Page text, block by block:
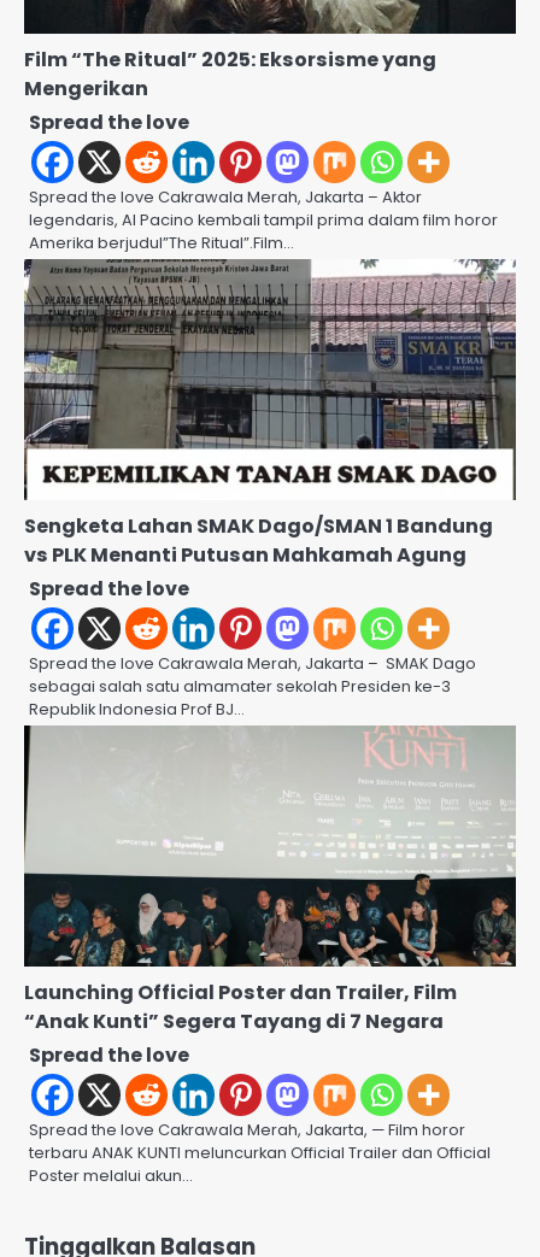
Film “The Ritual” 2025: Eksorsisme yang
Mengerikan
Spread the love
Spread the love Cakrawala Merah, Jakarta – Aktor
legendaris, Al Pacino kembali tampil prima dalam film horor
Amerika berjudul”The Ritual”.Film…
Sengketa Lahan SMAK Dago/SMAN 1 Bandung
vs PLK Menanti Putusan Mahkamah Agung
Spread the love
Spread the love Cakrawala Merah, Jakarta – SMAK Dago
sebagai salah satu almamater sekolah Presiden ke-3
Republik Indonesia Prof BJ…
Launching Official Poster dan Trailer, Film
“Anak Kunti” Segera Tayang di 7 Negara
Spread the love
Spread the love Cakrawala Merah, Jakarta, — Film horor
terbaru ANAK KUNTI meluncurkan Official Trailer dan Official
Poster melalui akun…
Tinggalkan Balasan